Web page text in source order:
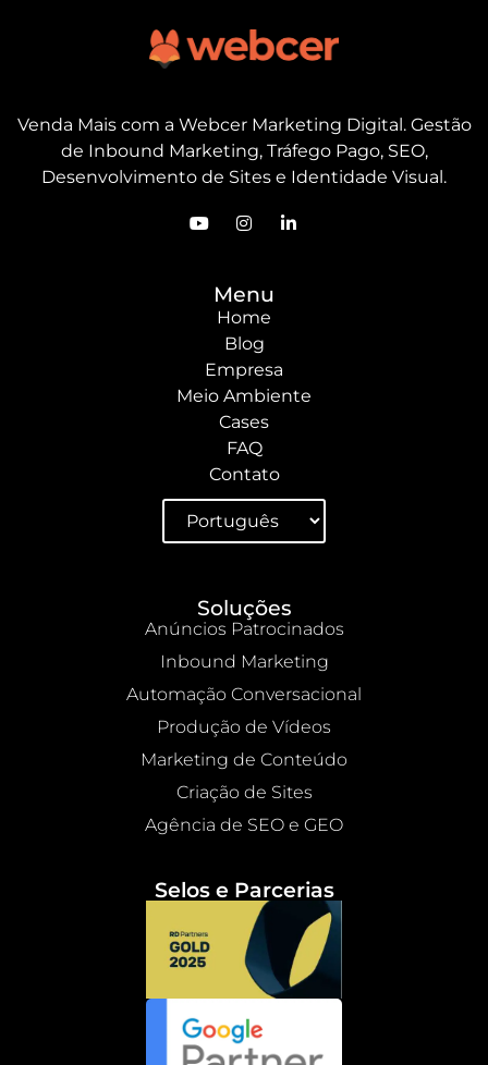
Venda Mais com a Webcer Marketing Digital. Gestão
de Inbound Marketing, Tráfego Pago, SEO,
Desenvolvimento de Sites e Identidade Visual.
Menu
Home
Blog
Empresa
Meio Ambiente
Cases
FAQ
Contato
Soluções
Anúncios Patrocinados
Inbound Marketing
Automação Conversacional
Produção de Vídeos
Marketing de Conteúdo
Criação de Sites
Agência de SEO e GEO
Selos e Parcerias